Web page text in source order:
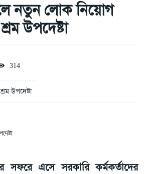
নতুন লোক নিয়োগ
উপদেষ্টা
314
শ্রম উপদেষ্টা
সফরে এসে সরকারি কর্মকর্তাদের